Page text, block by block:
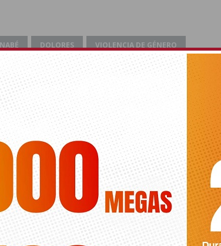
DOLORES VIOLENCIA DE GÉNERO
DEL GOBIERNO DELEGADA DEL GOBIERNO
de silencio
las 20:00 en
Orihuela celebra su cultura y
patrimonio con una multitudinaria
Noche de los Museos